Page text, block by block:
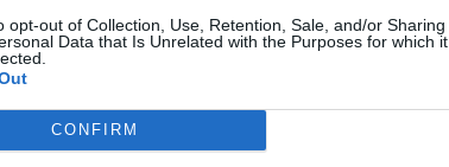
opt-out of Collection, Use, Retention, Sale, and/or Sharing
Data that Is Unrelated with the Purposes for which it
CONFIRM
Pasolini, Buttitta, Rodari. È il momento
di dimensioni nuove, esotiche, che lo
successo in tutto il mondo, a cominciare
Stati Uniti e tutto il Sud America. Gli
caratterizzati dall'obblio più che dalla